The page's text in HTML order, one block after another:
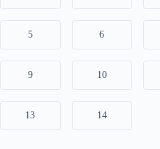
5 6
9 10
13 14